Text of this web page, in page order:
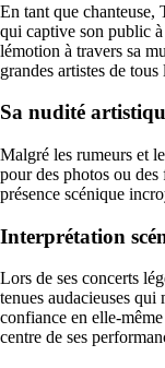
En tant que chanteuse,
qui captive son public
lémotion à travers sa
grandes artistes de tous
Sa nudité
Malgré les rumeurs et
pour des photos ou des
présence scénique
Interprétation
Lors de ses concerts
tenues audacieuses
confiance en elle-
centre de ses